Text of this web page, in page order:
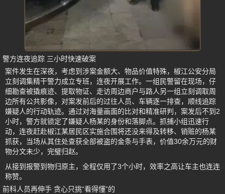
警方连夜追踪 三小时快速破案
案件发生在深夜，考虑到涉案金额大、物品价值特殊，椒江公安分局
立刻调集精干警力成立专班，连夜开展工作。一组民警留在现场，仔
细勘查被撬痕迹、提取物证、走访周边商户与路人另一组立刻调取周
边所有公共影像，对案发前后的过往人员、车辆逐一排查，顺线追踪
嫌疑人的行动轨迹。通过对海量画面的比对和精准研判，案发后不到2
小时，警方就锁定了嫌疑人杨某的身份和落脚点。抓捕小组迅速行
动，连夜赶赴椒江某居民区实施合围将还没来得及转移、销赃的杨某
抓获，当场从其住处查获全部被盗的金条与手表，价值30余万元的财
物分文未少，完璧归赵。
从接到报警到物归原主，全程仅用了3个小时，效率之高让车主也连连
称赞。
前科人员再伸手 贪心只挑“看得懂”的